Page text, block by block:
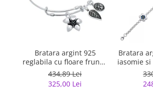
Bratara argint 925
reglabila cu floare frunza
si copac
434,89 Lei
325,00 Lei
Bratara
iasomie